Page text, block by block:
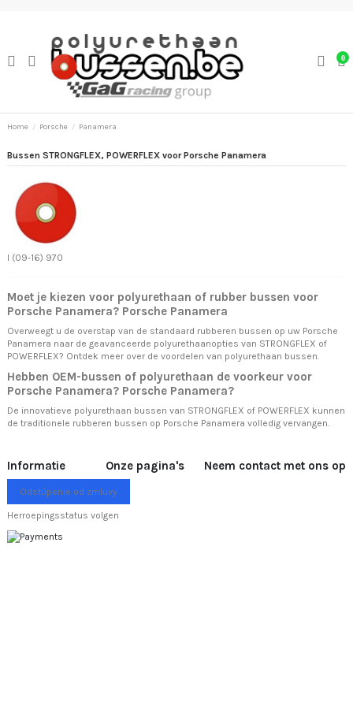
0
Home Porsche Panamera
Bussen STRONGFLEX, POWERFLEX voor Porsche Panamera
I (09-16) 970
Moet je kiezen voor polyurethaan of rubber bussen voor
Porsche Panamera? Porsche Panamera
Overweegt u de overstap van de standaard rubberen bussen op uw Porsche
Panamera naar de geavanceerde polyurethaanopties van STRONGFLEX of
POWERFLEX? Ontdek meer over de voordelen van polyurethaan bussen.
Hebben OEM-bussen of polyurethaan de voorkeur voor
Porsche Panamera? Porsche Panamera?
De innovatieve polyurethaan bussen van STRONGFLEX of POWERFLEX kunnen
de traditionele rubberen bussen op Porsche Panamera volledig vervangen.
Informatie Onze pagina's Neem contact met ons op
Odstúpenie od zmluvy
Herroepingsstatus volgen